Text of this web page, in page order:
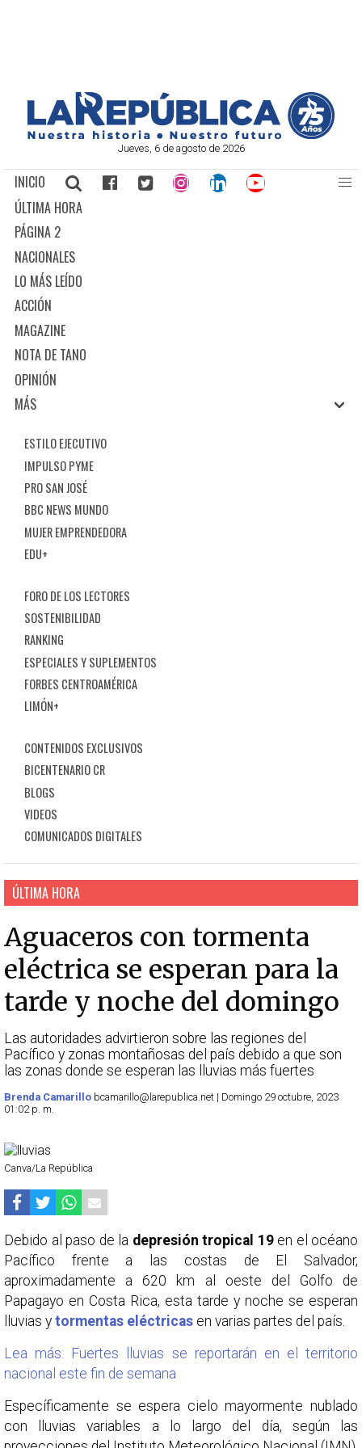
Jueves, 6 de agosto de 2026
INICIO
ÚLTIMA HORA
PÁGINA 2
NACIONALES
LO MÁS LEÍDO
ACCIÓN
MAGAZINE
NOTA DE TANO
OPINIÓN
MÁS
ESTILO EJECUTIVO
IMPULSO PYME
PRO SAN JOSÉ
BBC NEWS MUNDO
MUJER EMPRENDEDORA
EDU+
FORO DE LOS LECTORES
SOSTENIBILIDAD
RANKING
ESPECIALES Y SUPLEMENTOS
FORBES CENTROAMÉRICA
LIMÓN+
CONTENIDOS EXCLUSIVOS
BICENTENARIO CR
BLOGS
VIDEOS
COMUNICADOS DIGITALES
ÚLTIMA HORA
Aguaceros con tormenta
eléctrica se esperan para la
tarde y noche del domingo
Las autoridades advirtieron sobre las regiones del
Pacífico y zonas montañosas del país debido a que son
las zonas donde se esperan las lluvias más fuertes
Brenda Camarillo bcamarillo@larepublica.net | Domingo 29 octubre, 2023
01:02 p. m.
Canva/La República
Debido al paso de la depresión tropical 19en el océano
Pacífico frente a las costas de El Salvador,
aproximadamente a 620 km al oeste del Golfo de
Papagayo en Costa Rica, esta tarde y noche se esperan
lluvias y tormentas eléctricas en varias partes del país.
Lea más: Fuertes lluvias se reportarán en el territorio
nacional este fin de semana
Específicamente se espera cielo mayormente nublado
con lluvias variables a lo largo del día, según las